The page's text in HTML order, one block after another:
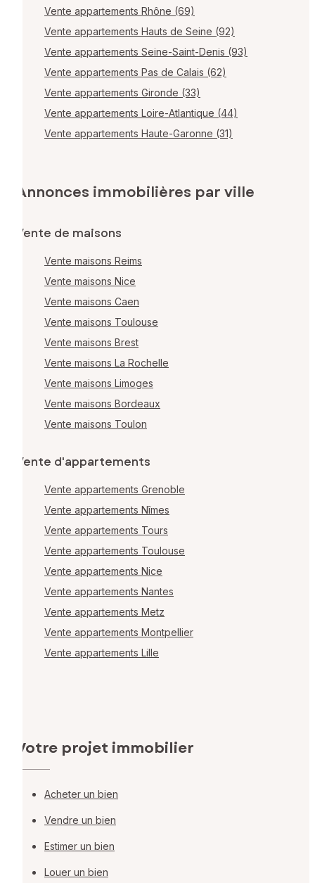
Vente appartements Rhône (69)
Vente appartements Hauts de Seine (92)
Vente appartements Seine-Saint-Denis (93)
Vente appartements Pas de Calais (62)
Vente appartements Gironde (33)
Vente appartements Loire-Atlantique (44)
Vente appartements Haute-Garonne (31)
Annonces immobilières par ville
Vente de maisons
Vente maisons Reims
Vente maisons Nice
Vente maisons Caen
Vente maisons Toulouse
Vente maisons Brest
Vente maisons La Rochelle
Vente maisons Limoges
Vente maisons Bordeaux
Vente maisons Toulon
Vente d'appartements
Vente appartements Grenoble
Vente appartements Nîmes
Vente appartements Tours
Vente appartements Toulouse
Vente appartements Nice
Vente appartements Nantes
Vente appartements Metz
Vente appartements Montpellier
Vente appartements Lille
Votre projet immobilier
Acheter un bien
Vendre un bien
Estimer un bien
Louer un bien